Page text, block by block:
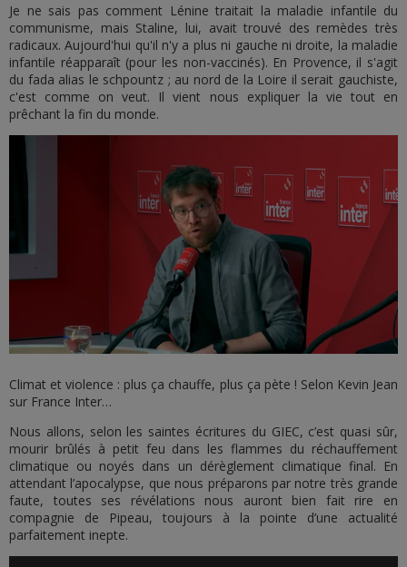
Je ne sais pas comment Lénine traitait la maladie infantile du
communisme, mais Staline, lui, avait trouvé des remèdes très
radicaux. Aujourd'hui qu'il n'y a plus ni gauche ni droite, la maladie
infantile réapparaît (pour les non-vaccinés). En Provence, il s'agit
du fada alias le schpountz ; au nord de la Loire il serait gauchiste,
c'est comme on veut. Il vient nous expliquer la vie tout en
prêchant la fin du monde.
Climat et violence : plus ça chauffe, plus ça pète ! Selon Kevin Jean
sur France Inter…
Nous allons, selon les saintes écritures du GIEC, c’est quasi sûr,
mourir brûlés à petit feu dans les flammes du réchauffement
climatique ou noyés dans un dérèglement climatique final. En
attendant l’apocalypse, que nous préparons par notre très grande
faute, toutes ses révélations nous auront bien fait rire en
compagnie de Pipeau, toujours à la pointe d’une actualité
parfaitement inepte.